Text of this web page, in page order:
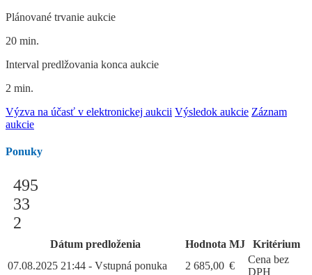
Plánované trvanie aukcie
20 min.
Interval predlžovania konca aukcie
2 min.
Výzva na účasť v elektronickej aukcii Výsledok aukcie Záznam
aukcie
Ponuky
495
33
2
Dátum predloženia Hodnota MJ
Kritérium
07.08.2025 21:44 - Vstupná ponuka
2 685,00 €
Cena bez
DPH